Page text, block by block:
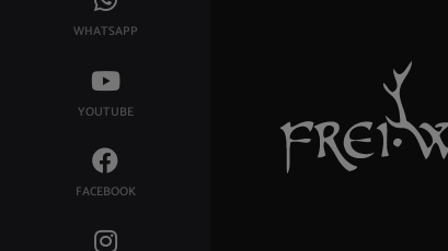
WHATSAPP
YOUTUBE
FACEBOOK